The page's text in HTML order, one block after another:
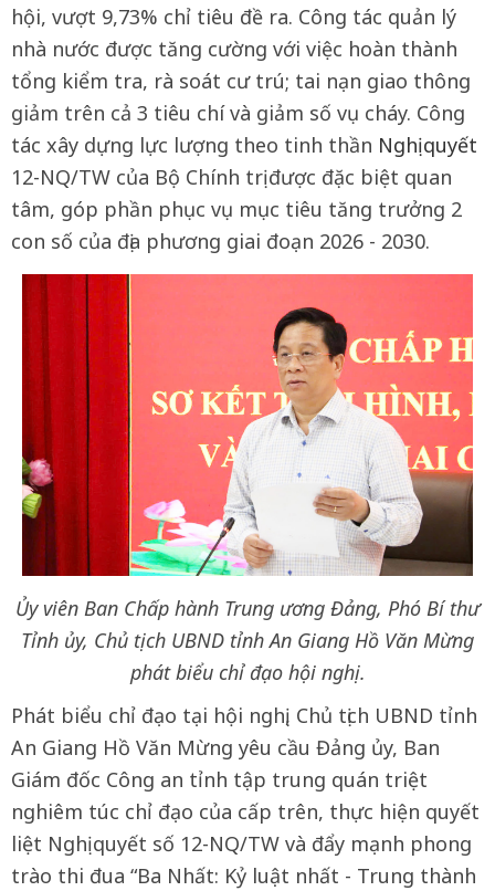
hội, vượt 9,73% chỉ tiêu đề ra. Công tác quản lý
nhà nước được tăng cường với việc hoàn thành
tổng kiểm tra, rà soát cư trú; tai nạn giao thông
giảm trên cả 3 tiêu chí và giảm số vụ cháy. Công
tác xây dựng lực lượng theo tinh thần Nghị quyết
12-NQ/TW của Bộ Chính trị được đặc biệt quan
tâm, góp phần phục vụ mục tiêu tăng trưởng 2
con số của địa phương giai đoạn 2026 - 2030.
Ủy viên Ban Chấp hành Trung ương Đảng, Phó Bí thư
Tỉnh ủy, Chủ tịch UBND tỉnh An Giang Hồ Văn Mừng
phát biểu chỉ đạo hội nghị.
Phát biểu chỉ đạo tại hội nghị, Chủ tịch UBND tỉnh
An Giang Hồ Văn Mừng yêu cầu Đảng ủy, Ban
Giám đốc Công an tỉnh tập trung quán triệt
nghiêm túc chỉ đạo của cấp trên, thực hiện quyết
liệt Nghị quyết số 12-NQ/TW và đẩy mạnh phong
trào thi đua “Ba Nhất: Kỷ luật nhất - Trung thành